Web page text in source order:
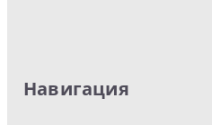
Навигация